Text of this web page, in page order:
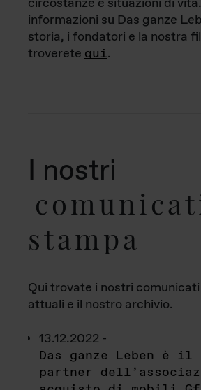
informazioni su Das ganze
storia, i fondatori e la nostra
troverete qui.
I nostri
stampa
Qui trovate i nostri
attuali e il nostro archivio.
13.12.2022 -
Das ganze Leben è il
partner